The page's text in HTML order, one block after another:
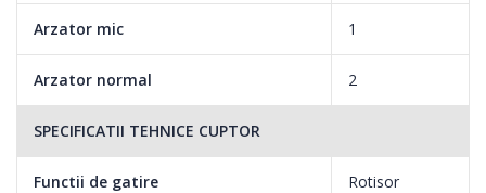
Arzator mic 1
Arzator normal 2
SPECIFICATII TEHNICE CUPTOR
Functii de gatire Rotisor